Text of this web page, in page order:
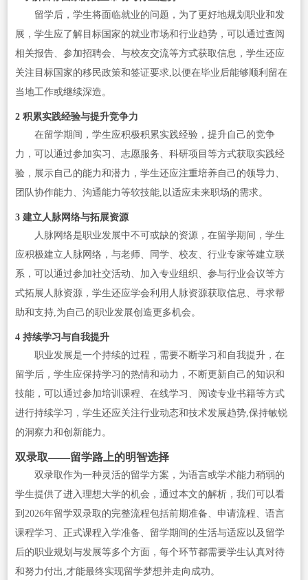
留学后，学生将面临就业的问题，为了更好地规划职业和发
展，学生应了解目标国家的就业市场和行业趋势，可以通过查阅
相关报告、参加招聘会、与校友交流等方式获取信息，学生还应
关注目标国家的移民政策和签证要求,以便在毕业后能够顺利留在
当地工作或继续深造。
2 积累实践经验与提升竞争力
在留学期间，学生应积极积累实践经验，提升自己的竞争
力，可以通过参加实习、志愿服务、科研项目等方式获取实践经
验，展示自己的能力和潜力，学生还应注重培养自己的领导力、
团队协作能力、沟通能力等软技能,以适应未来职场的需求。
3 建立人脉网络与拓展资源
人脉网络是职业发展中不可或缺的资源，在留学期间，学生
应积极建立人脉网络，与老师、同学、校友、行业专家等建立联
系，可以通过参加社交活动、加入专业组织、参与行业会议等方
式拓展人脉资源，学生还应学会利用人脉资源获取信息、寻求帮
助和支持,为自己的职业发展创造更多机会。
4 持续学习与自我提升
职业发展是一个持续的过程，需要不断学习和自我提升，在
留学后，学生应保持学习的热情和动力，不断更新自己的知识和
技能，可以通过参加培训课程、在线学习、阅读专业书籍等方式
进行持续学习，学生还应关注行业动态和技术发展趋势,保持敏锐
的洞察力和创新能力。
双录取——留学路上的明智选择
双录取作为一种灵活的留学方案，为语言或学术能力稍弱的
学生提供了进入理想大学的机会，通过本文的解析，我们可以看
到2026年留学双录取的完整流程包括前期准备、申请流程、语言
课程学习、正式课程入学准备、留学期间的生活与适应以及留学
后的职业规划与发展等多个方面，每个环节都需要学生认真对待
和努力付出,才能最终实现留学梦想并走向成功。